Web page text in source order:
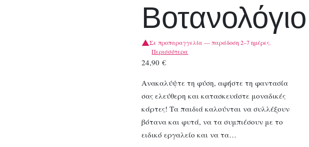
Βοτανολόγιο
Σε προπαραγγελία — παράδοση 2–7 ημέρες.
Περισσότερα
24,90€
Ανακαλύψτε τη φύση, αφήστε τη φαντασία
σας ελεύθερη και κατασκευάστε μοναδικές
κάρτες! Τα παιδιά καλούνται να συλλέξουν
βότανα και φυτά, να τα συμπιέσουν με το
ειδικό εργαλείο και να τα…